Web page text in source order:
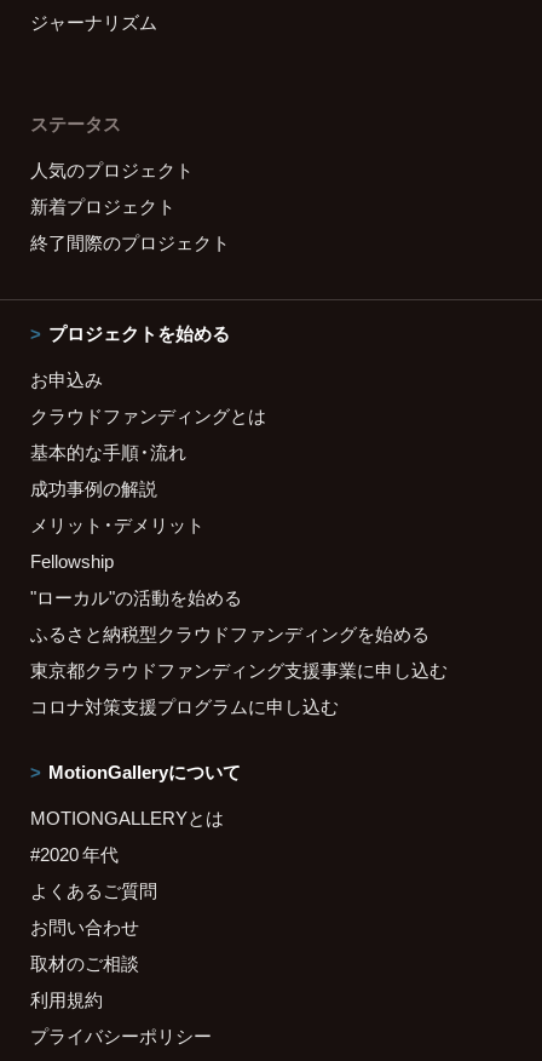
ジャーナリズム
ステータス
人気のプロジェクト
新着プロジェクト
終了間際のプロジェクト
プロジェクトを始める
お申込み
クラウドファンディングとは
基本的な手順・流れ
成功事例の解説
メリット・デメリット
Fellowship
"ローカル"の活動を始める
ふるさと納税型クラウドファンディングを始める
東京都クラウドファンディング支援事業に申し込む
コロナ対策支援プログラムに申し込む
MotionGalleryについて
MOTIONGALLERYとは
#2020 年代
よくあるご質問
お問い合わせ
取材のご相談
利用規約
プライバシーポリシー